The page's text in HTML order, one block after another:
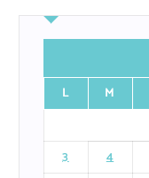
L
M
3
4